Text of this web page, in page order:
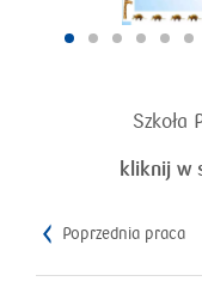
Szkoła
kliknij w
Poprzednia praca